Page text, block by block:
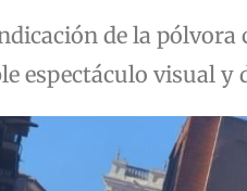
de la
espectáculo visual y